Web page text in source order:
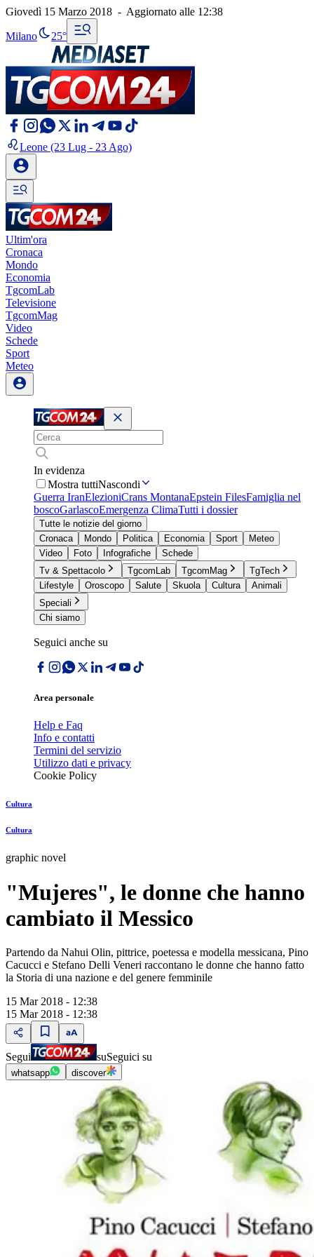
Giovedì 15 Marzo 2018 - Aggiornato alle 12:38
Milano 25°
Leone (23 Lug - 23 Ago)
Ultim'ora
Cronaca
Mondo
Economia
TgcomLab
Televisione
TgcomMag
Video
Schede
Sport
Meteo
In evidenza
Mostra tuttiNascondi
Guerra IranElezioniCrans MontanaEpstein FilesFamiglia nel
boscoGarlascoEmergenza ClimaTutti i dossier
Tutte le notizie del giorno
Cronaca
Mondo Politica Economia Sport
Meteo
Video
Foto Infografiche
Schede
Tv & Spettacolo
TgcomLab TgcomMag
TgTech
Lifestyle
Oroscopo Salute Skuola Cultura
Animali
Speciali
Chi siamo
Seguici anche su
Area personale
Help e Faq
Info e contatti
Termini del servizio
Utilizzo dati e privacy
Cookie Policy
Cultura
Cultura
graphic novel
"Mujeres", le donne che hanno
cambiato il Messico
Partendo da Nahui Olin, pittrice, poetessa e modella messicana, Pino
Cacucci e Stefano Delli Veneri raccontano le donne che hanno fatto
la Storia di una nazione e del genere femminile
15 Mar 2018 - 12:38
15 Mar 2018 - 12:38
Segui suSeguici su
whatsapp discover